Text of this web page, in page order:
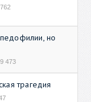
но
473
трагедия